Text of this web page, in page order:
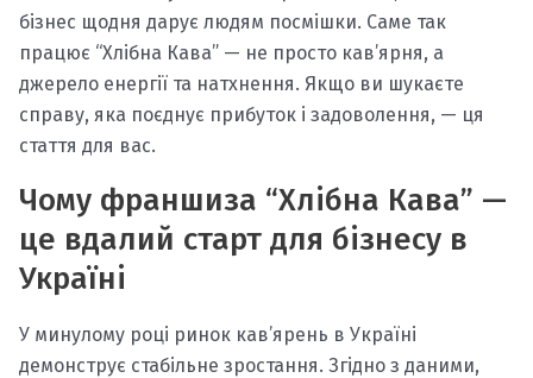
бізнес щодня дарує людям посмішки. Саме так
працює “Хлібна Кава” — не просто кав’ярня, а
джерело енергії та натхнення. Якщо ви шукаєте
справу, яка поєднує прибуток і задоволення, — ця
стаття для вас.
Чому франшиза “Хлібна Кава” —
це вдалий старт для бізнесу в
Україні
У минулому році ринок кав’ярень в Україні
демонструє стабільне зростання. Згідно з даними,